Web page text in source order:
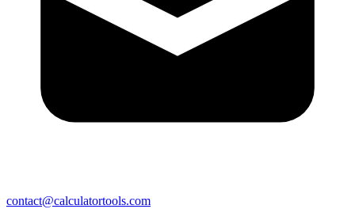
contact@calculatortools.com